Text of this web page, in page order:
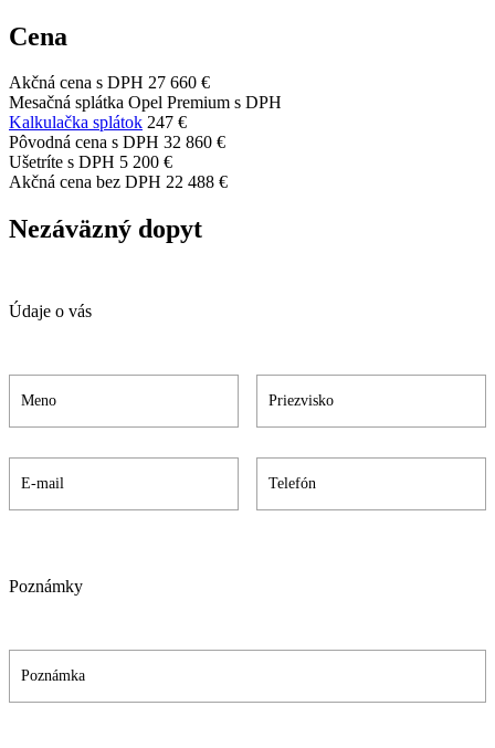
Cena
Akčná cena s DPH 27 660 €
Mesačná splátka Opel Premium s DPH
Kalkulačka splátok 247 €
Pôvodná cena s DPH 32 860 €
Ušetríte s DPH 5 200 €
Akčná cena bez DPH 22 488 €
Nezáväzný dopyt
Údaje o vás
Poznámky